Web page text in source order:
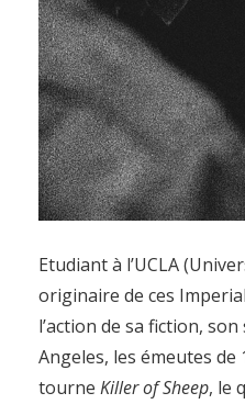
Etudiant à l’UCLA
originaire de ces
l’action de sa fiction,
Angeles, les émeutes
tourne Killer of Sheep, le